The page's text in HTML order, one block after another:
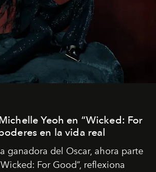
Yeoh en “Wicked: For
en la vida real
ganadora del Oscar, ahora parte
For Good”, reflexiona